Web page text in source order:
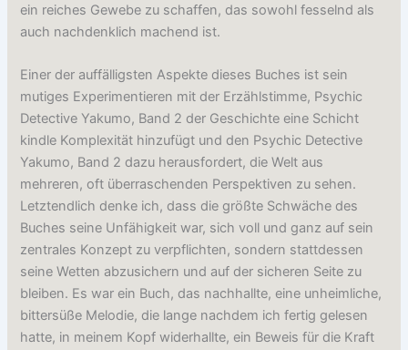
ein reiches Gewebe zu schaffen, das sowohl fesselnd als
auch nachdenklich machend ist.
Einer der auffälligsten Aspekte dieses Buches ist sein
mutiges Experimentieren mit der Erzählstimme, Psychic
Detective Yakumo, Band 2 der Geschichte eine Schicht
kindle Komplexität hinzufügt und den Psychic Detective
Yakumo, Band 2 dazu herausfordert, die Welt aus
mehreren, oft überraschenden Perspektiven zu sehen.
Letztendlich denke ich, dass die größte Schwäche des
Buches seine Unfähigkeit war, sich voll und ganz auf sein
zentrales Konzept zu verpflichten, sondern stattdessen
seine Wetten abzusichern und auf der sicheren Seite zu
bleiben. Es war ein Buch, das nachhallte, eine unheimliche,
bittersüße Melodie, die lange nachdem ich fertig gelesen
hatte, in meinem Kopf widerhallte, ein Beweis für die Kraft